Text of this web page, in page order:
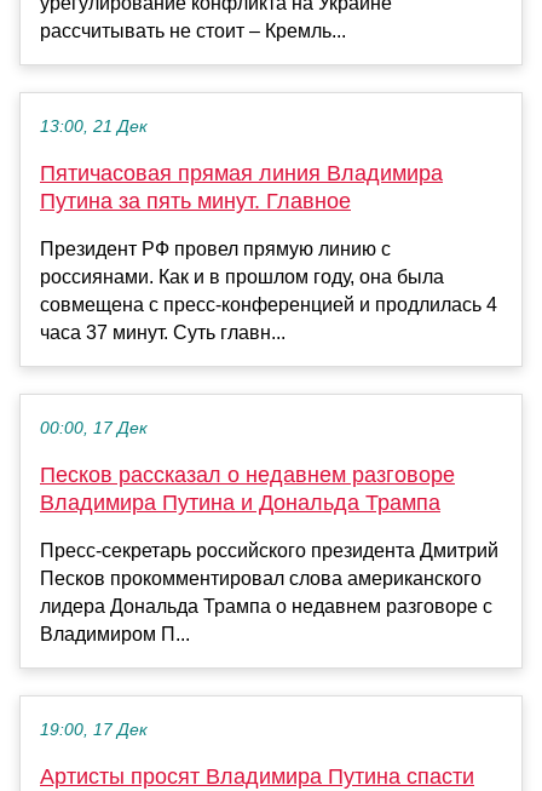
рассчитывать не стоит – Кремль...
13:00, 21 Дек
Пятичасовая прямая линия Владимира
Путина за пять минут. Главное
Президент РФ провел прямую линию с
россиянами. Как и в прошлом году, она была
совмещена с пресс-конференцией и продлилась 4
часа 37 минут. Суть главн...
00:00, 17 Дек
Песков рассказал о недавнем разговоре
Владимира Путина и Дональда Трампа
Пресс-секретарь российского президента Дмитрий
Песков прокомментировал слова американского
лидера Дональда Трампа о недавнем разговоре с
Владимиром П...
19:00, 17 Дек
Артисты просят Владимира Путина спасти